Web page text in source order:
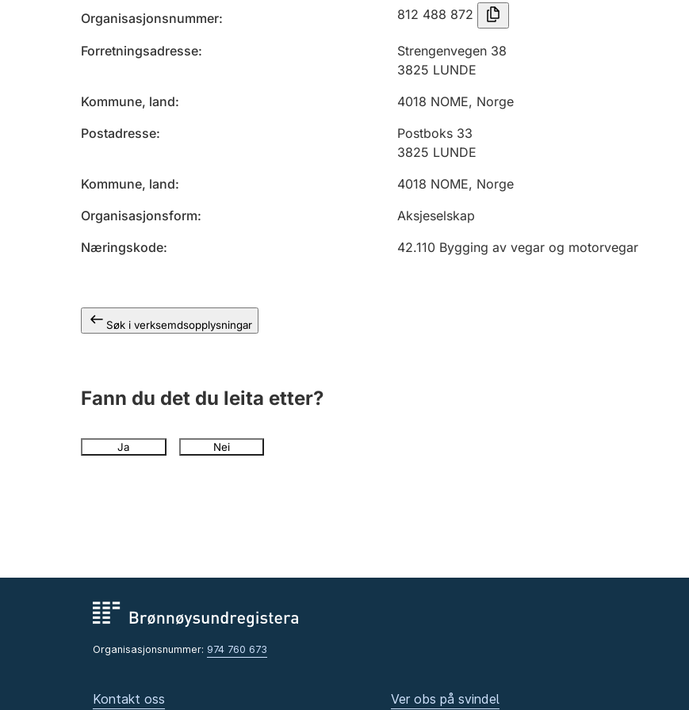
Organisasjonsnummer 812 488 872
Forretningsadresse
Strengenvegen 38
3825 LUNDE
Kommune, land
4018 NOME, Norge
Postadresse
Postboks 33
3825 LUNDE
Kommune, land
4018 NOME, Norge
Organisasjonsform
Aksjeselskap
Næringskode
42.110 Bygging av vegar og motorvegar
Søk i verksemdsopplysningar
Fann du det du leita etter?
Ja Nei
Organisasjonsnummer: 974 760 673
Kontakt oss Ver obs på svindel